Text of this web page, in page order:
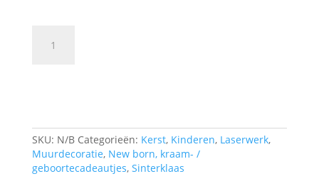
Olifant
SKU: N/B Categorieën: Kerst, Kinderen, Laserwerk,
Muurdecoratie, New born, kraam- /
geboortecadeautjes, Sinterklaas